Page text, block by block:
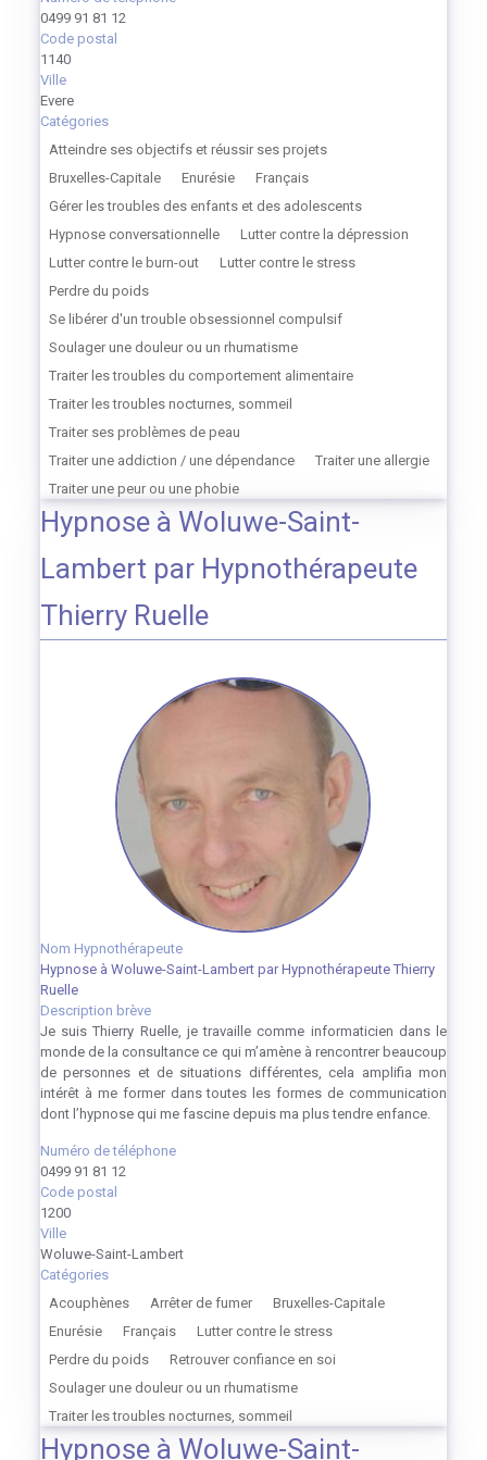
0499 91 81 12
Code postal
1140
Ville
Evere
Catégories
Atteindre ses objectifs et réussir ses projets
Bruxelles-Capitale
Enurésie
Français
Gérer les troubles des enfants et des adolescents
Hypnose conversationnelle
Lutter contre la dépression
Lutter contre le burn-out
Lutter contre le stress
Perdre du poids
Se libérer d'un trouble obsessionnel compulsif
Soulager une douleur ou un rhumatisme
Traiter les troubles du comportement alimentaire
Traiter les troubles nocturnes, sommeil
Traiter ses problèmes de peau
Traiter une addiction / une dépendance
Traiter une allergie
Traiter une peur ou une phobie
Hypnose à Woluwe-Saint-
Lambert par Hypnothérapeute
Thierry Ruelle
Nom Hypnothérapeute
Hypnose à Woluwe-Saint-Lambert par Hypnothérapeute Thierry
Ruelle
Description brève
Je suis Thierry Ruelle, je travaille comme informaticien dans le
monde de la consultance ce qui m’amène à rencontrer beaucoup
de personnes et de situations différentes, cela amplifia mon
intérêt à me former dans toutes les formes de communication
dont l’hypnose qui me fascine depuis ma plus tendre enfance.
Numéro de téléphone
0499 91 81 12
Code postal
1200
Ville
Woluwe-Saint-Lambert
Catégories
Acouphènes
Arrêter de fumer
Bruxelles-Capitale
Enurésie
Français
Lutter contre le stress
Perdre du poids
Retrouver confiance en soi
Soulager une douleur ou un rhumatisme
Traiter les troubles nocturnes, sommeil
Hypnose à Woluwe-Saint-